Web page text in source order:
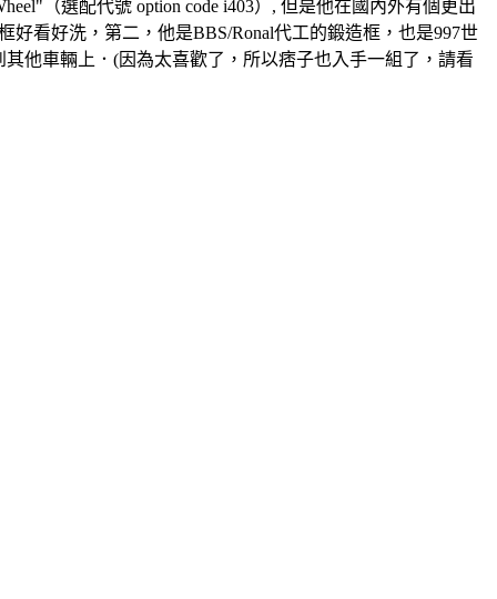
（選配代號 option code i403）, 但是他在國內外有個更出
看好洗，第二，他是BBS/Ronal代工的鍛造框，也是997世
他車輛上．(因為太喜歡了，所以痞子也入手一組了，請看